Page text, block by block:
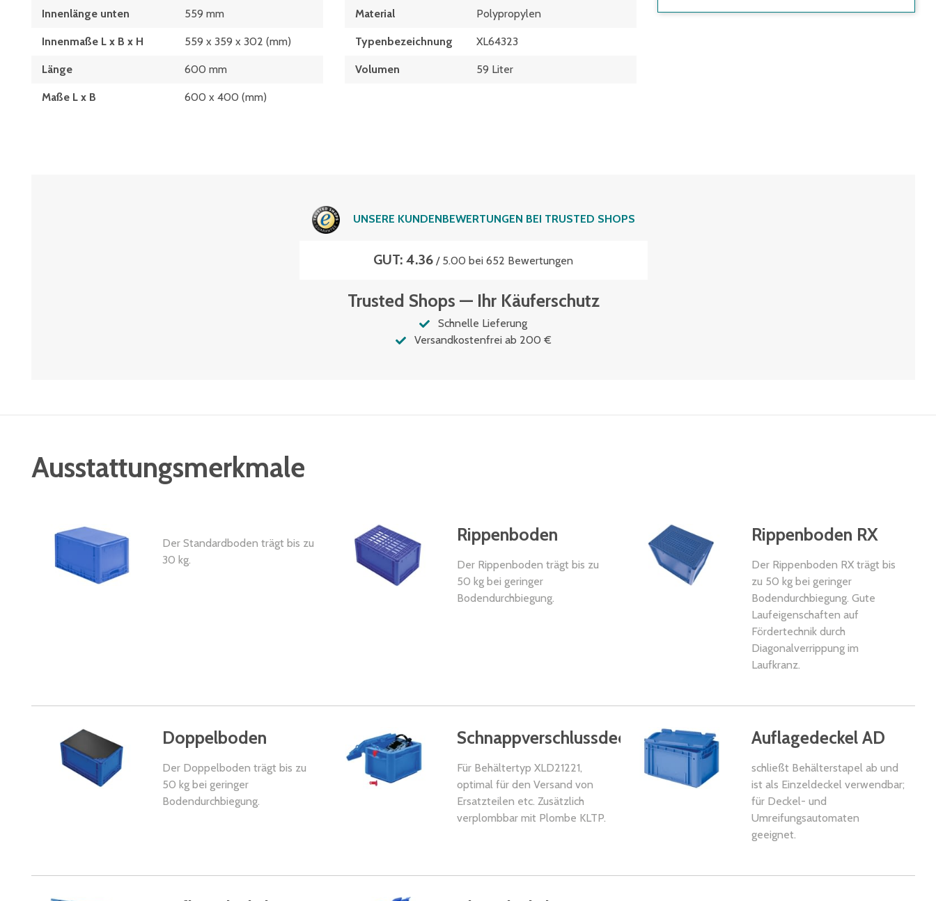
Innenlänge unten 559 mm
Innenmaße L x B x H 559 x 359 x 302 (mm)
Länge 600 mm
Maße L x B 600 x 400 (mm)
Material Polypropylen
Typen­be­zeich­nung XL64323
Volumen 59 Liter
UNSERE KUNDENBEWERTUNGEN BEI TRUSTED SHOPS
GUT: 4.36 / 5.00 bei 652 Bewertungen
Trusted Shops — Ihr Käuferschutz
Schnelle Lieferung
Versandkostenfrei ab 200 €
Ausstattungsmerkmale
Der Standardboden trägt bis zu
30 kg.
Rippenboden
Der Rippenboden trägt bis zu
50 kg bei geringer
Bodendurchbiegung.
Rippenboden RX
Der Rippenboden RX trägt bis
zu 50 kg bei geringer
Bodendurchbiegung. Gute
Laufeigenschaften auf
Fördertechnik durch
Diagonalverrippung im
Laufkranz.
Doppelboden
Der Doppelboden trägt bis zu
50 kg bei geringer
Bodendurchbiegung.
Schnappverschlussdeckel
Für Behältertyp XLD21221,
optimal für den Versand von
Ersatzteilen etc. Zusätzlich
verplombbar mit Plombe KLTP.
Auflagedeckel AD
schließt Behälterstapel ab und
ist als Einzeldeckel verwendbar;
für Deckel- und
Umreifungsautomaten
geeignet.